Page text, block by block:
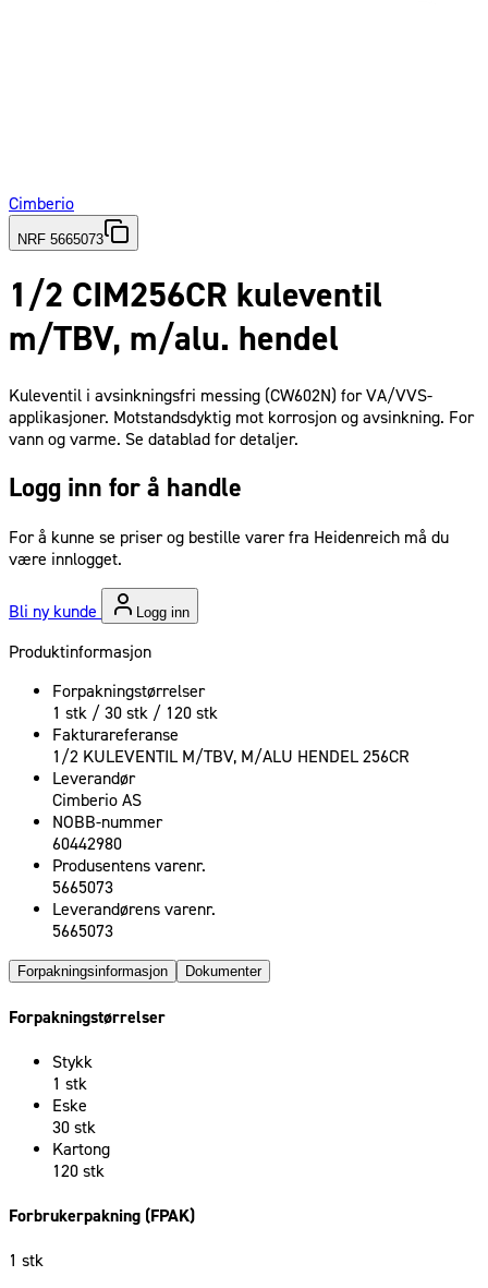
Cimberio
NRF 5665073
1/2 CIM256CR kuleventil
m/TBV, m/alu. hendel
Kuleventil i avsinkningsfri messing (CW602N) for VA/VVS-
applikasjoner. Motstandsdyktig mot korrosjon og avsinkning. For
vann og varme. Se datablad for detaljer.
Logg inn for å handle
For å kunne se priser og bestille varer fra Heidenreich må du
være innlogget.
Bli ny kunde Logg inn
Produktinformasjon
Forpakningstørrelser
1 stk / 30 stk / 120 stk
Fakturareferanse
1/2 KULEVENTIL M/TBV, M/ALU HENDEL 256CR
Leverandør
Cimberio AS
NOBB-nummer
60442980
Produsentens varenr.
5665073
Leverandørens varenr.
5665073
Forpakningsinformasjon Dokumenter
Forpakningstørrelser
Stykk
1 stk
Eske
30 stk
Kartong
120 stk
Forbrukerpakning (FPAK)
1 stk